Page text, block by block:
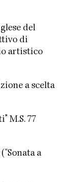
del
di
artistico
a scelta
M.S. 77
a